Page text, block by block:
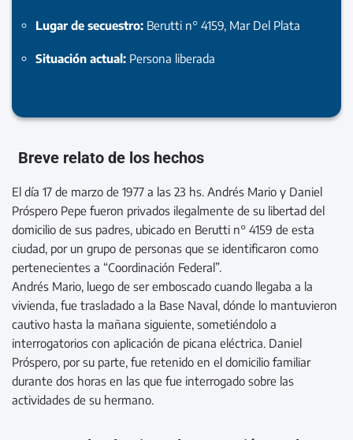
Lugar de secuestro: Berutti n° 4159, Mar Del Plata
Situación actual: Persona liberada
Breve relato de los hechos
El día 17 de marzo de 1977 a las 23 hs. Andrés Mario y Daniel
Próspero Pepe fueron privados ilegalmente de su libertad del
domicilio de sus padres, ubicado en Berutti n° 4159 de esta
ciudad, por un grupo de personas que se identificaron como
pertenecientes a “Coordinación Federal”.
Andrés Mario, luego de ser emboscado cuando llegaba a la
vivienda, fue trasladado a la Base Naval, dónde lo mantuvieron
cautivo hasta la mañana siguiente, sometiéndolo a
interrogatorios con aplicación de picana eléctrica. Daniel
Próspero, por su parte, fue retenido en el domicilio familiar
durante dos horas en las que fue interrogado sobre las
actividades de su hermano.